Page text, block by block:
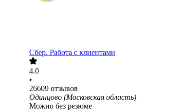
Сбер. Работа с клиентами
4.0
•
26609 отзывов
Одинцово (Московская область)
Можно без резюме